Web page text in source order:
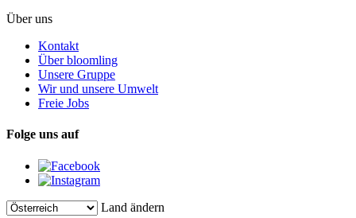
Über uns
Kontakt
Über bloomling
Unsere Gruppe
Wir und unsere Umwelt
Freie Jobs
Folge uns auf
Land ändern